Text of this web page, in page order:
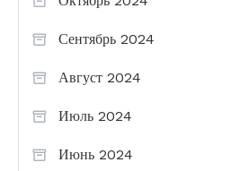
Сентябрь 2024
Август 2024
Июль 2024
Июнь 2024